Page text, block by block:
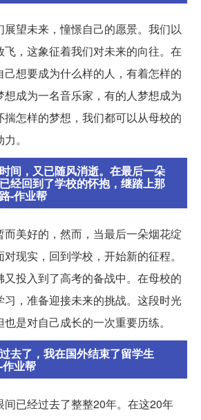
展望未来，憧憬自己的愿景。我们以
飞，这象征着我们对未来的向往。在
想要成为什么样的人，有着怎样的
成为一名音乐家，有的人梦想成为
怎样的梦想，我们都可以从母校的
。
间，又已随风消逝。在最后一朵
经回到了学校的怀抱，继踏上那
-作业帮
美好的，然而，当最后一朵烟花绽
现实，回到学校，开始新的征程。
又投入到了高考的备战中。在母校的
，准备迎接未来的挑战。这段时光
是对自己成长的一次重要历练。
去了，我在国外结束了留学生
业帮
间已经过去了整整20年。在这20年